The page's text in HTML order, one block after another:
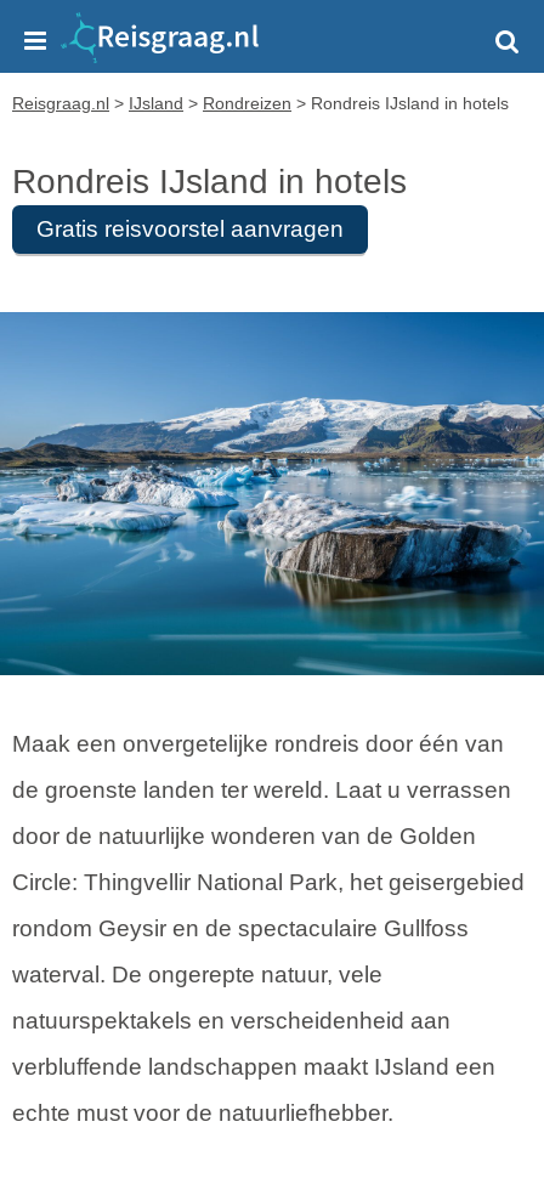
Reisgraag.nl > IJsland > Rondreizen > Rondreis IJsland in hotels
Rondreis IJsland in hotels
Gratis reisvoorstel aanvragen
Maak een onvergetelijke rondreis door één van
de groenste landen ter wereld. Laat u verrassen
door de natuurlijke wonderen van de Golden
Circle: Thingvellir National Park, het geisergebied
rondom Geysir en de spectaculaire Gullfoss
waterval. De ongerepte natuur, vele
natuurspektakels en verscheidenheid aan
verbluffende landschappen maakt IJsland een
echte must voor de natuurliefhebber.